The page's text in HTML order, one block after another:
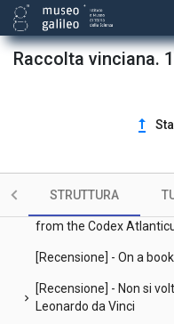
Raccolta vinciana.
upgrade
STRUTTURA
chevron_right
[Recensione] - Du
Janus Lascaris
[Recensione] -
[Recensione] - Galileo
[Recensione] - Studi
from the Codex
[Recensione] - On a
chevron_right
[Recensione] - Non si
Leonardo da Vinci